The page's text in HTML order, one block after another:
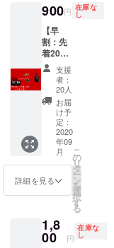
900円 在庫な
し
【早
割：先
着20名
様限
定】 エ
コバッ
ク
CECOB
（セコ
ビー）
支援
者：
20人
お届
け予
定：
2020
年09
月
詳細を見る
こ
の
リ
タ
ー
ン
を
選
択
す
る
1,8
00 円
在庫な
し